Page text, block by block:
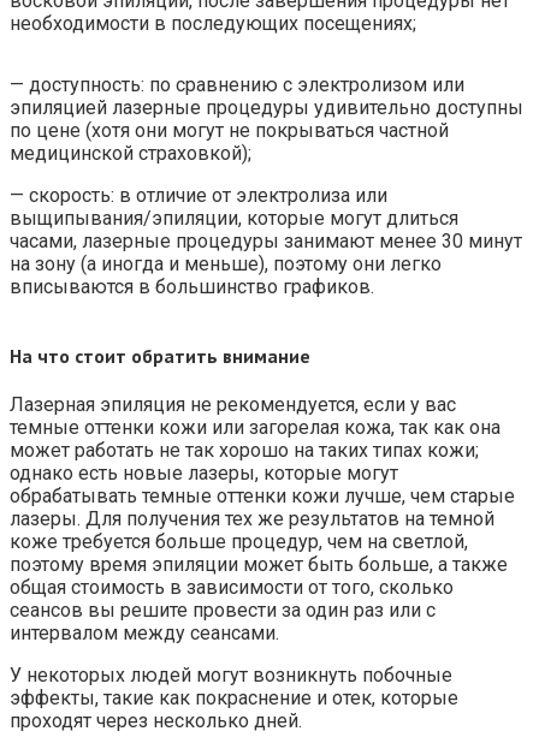
необходимости в последующих посещениях;
— доступность: по сравнению с электролизом или
эпиляцией лазерные процедуры удивительно доступны
по цене (хотя они могут не покрываться частной
медицинской страховкой);
— скорость: в отличие от электролиза или
выщипывания/эпиляции, которые могут длиться
часами, лазерные процедуры занимают менее 30 минут
на зону (а иногда и меньше), поэтому они легко
вписываются в большинство графиков.
На что стоит обратить внимание
Лазерная эпиляция не рекомендуется, если у вас
темные оттенки кожи или загорелая кожа, так как она
может работать не так хорошо на таких типах кожи;
однако есть новые лазеры, которые могут
обрабатывать темные оттенки кожи лучше, чем старые
лазеры. Для получения тех же результатов на темной
коже требуется больше процедур, чем на светлой,
поэтому время эпиляции может быть больше, а также
общая стоимость в зависимости от того, сколько
сеансов вы решите провести за один раз или с
интервалом между сеансами.
У некоторых людей могут возникнуть побочные
эффекты, такие как покраснение и отек, которые
проходят через несколько дней.